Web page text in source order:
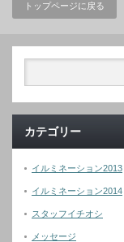
トップページに戻る
カテゴリー
イルミネーション2013
イルミネーション2014
スタッフイチオシ
メッセージ